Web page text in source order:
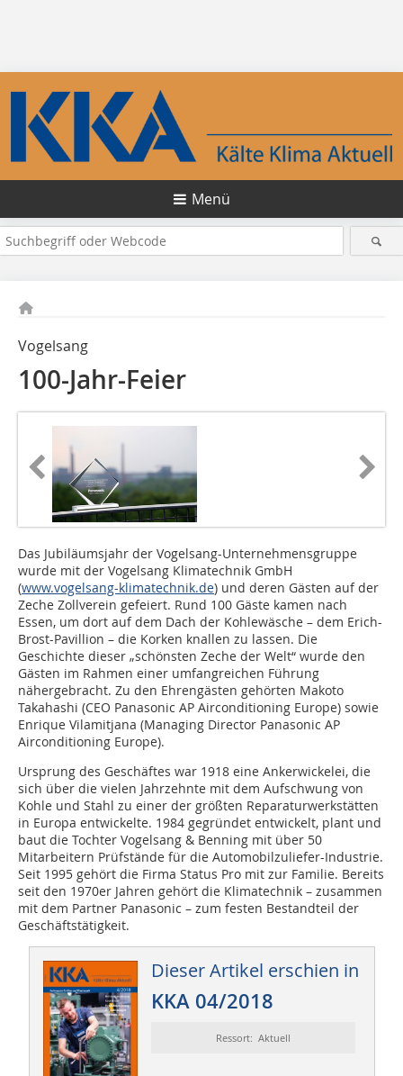
Menü
Vogelsang
100-Jahr-Feier
Das Jubiläumsjahr der Vogelsang-Unternehmensgruppe
wurde mit der Vogelsang Klimatechnik GmbH
(www.vogelsang-klimatechnik.de) und deren Gästen auf der
Zeche Zollverein gefeiert. Rund 100 Gäste kamen nach
Essen, um dort auf dem Dach der Kohlewäsche – dem Erich-
Brost-Pavillion – die Korken knallen zu lassen. Die
Geschichte dieser „schönsten Zeche der Welt“ wurde den
Gästen im Rahmen einer umfangreichen Führung
nähergebracht. Zu den Ehrengästen gehörten Makoto
Takahashi (CEO Panasonic AP Airconditioning Europe) sowie
Enrique Vilamitjana (Managing Director Panasonic AP
Airconditioning Europe).
Ursprung des Geschäftes war 1918 eine Ankerwickelei, die
sich über die vielen Jahrzehnte mit dem Aufschwung von
Kohle und Stahl zu einer der größten Reparaturwerkstätten
in Europa entwickelte. 1984 gegründet entwickelt, plant und
baut die Tochter Vogelsang & Benning mit über 50
Mitarbeitern Prüfstände für die Automobilzuliefer-Industrie.
Seit 1995 gehört die Firma Status Pro mit zur Familie. Bereits
seit den 1970er Jahren gehört die Klimatechnik – zusammen
mit dem Partner Panasonic – zum festen Bestandteil der
Geschäftstätigkeit.
Dieser Artikel erschien in
KKA 04/2018
Ressort: Aktuell